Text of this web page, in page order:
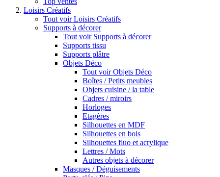
Loisirs Créatifs
Tout voir Loisirs Créatifs
Supports à décorer
Tout voir Supports à décorer
Supports tissu
Supports plâtre
Objets Déco
Tout voir Objets Déco
Boîtes / Petits meubles
Objets cuisine / la table
Cadres / miroirs
Horloges
Etagères
Silhouettes en MDF
Silhouettes en bois
Silhouettes fluo et acrylique
Lettres / Mots
Autres objets à décorer
Masques / Déguisements